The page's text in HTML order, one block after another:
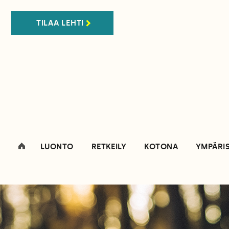
TILAA LEHTI
LUONTO RETKEILY KOTONA